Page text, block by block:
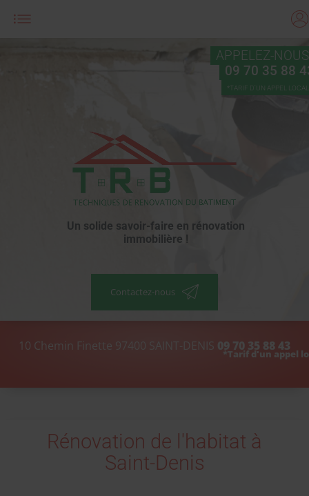
APPELEZ-NOUS
09 70 35 88
*TARIF D'UN APPEL LOCAL
Un solide savoir-faire en rénovation
immobilière !
Contactez-nous
10 Chemin Finette 97400 SAINT-DENIS 09 70 35 88 43
Rénovation de l'habitat à
Saint-Denis